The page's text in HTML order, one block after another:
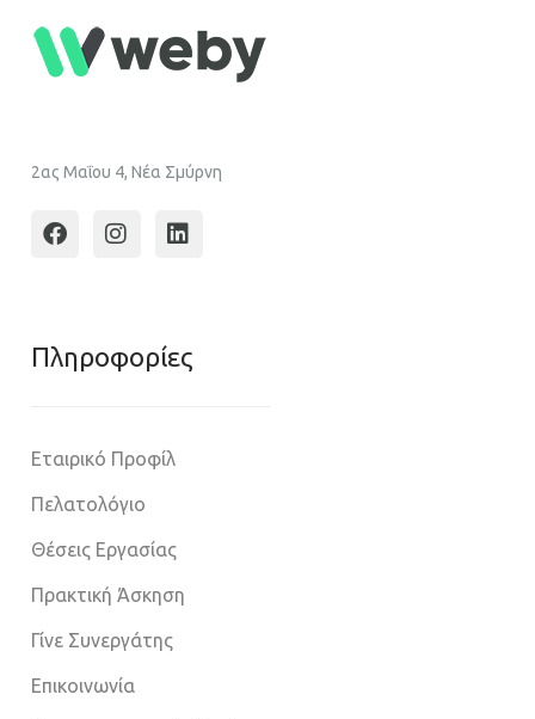
2ας Μαΐου 4, Νέα Σμύρνη
Πληροφoρίες
Εταιρικό Προφίλ
Πελατολόγιο
Θέσεις Εργασίας
Πρακτική Άσκηση
Γίνε Συνεργάτης
Επικοινωνία